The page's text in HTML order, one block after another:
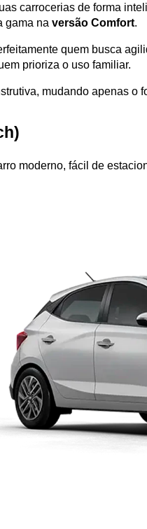
carrocerias de forma
gama na versão Comfort.
quem busca
prioriza o uso familiar.
mudando apenas o
moderno, fácil de